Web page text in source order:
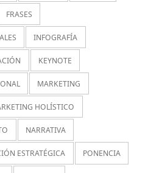
FRASES
INFOGRAFÍA
KEYNOTE
MARKETING
HOLÍSTICO
NARRATIVA
ESTRATÉGICA PONENCIA